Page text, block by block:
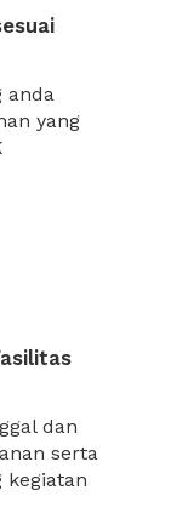
anda
yang
dan
serta